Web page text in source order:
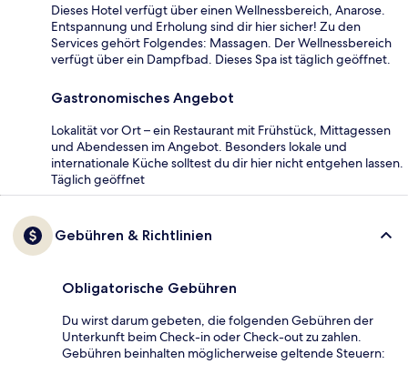
Dieses Hotel verfügt über einen Wellnessbereich, Anarose.
Entspannung und Erholung sind dir hier sicher! Zu den
Services gehört Folgendes: Massagen. Der Wellnessbereich
verfügt über ein Dampfbad. Dieses Spa ist täglich geöffnet.
Gastronomisches Angebot
Lokalität vor Ort – ein Restaurant mit Frühstück, Mittagessen
und Abendessen im Angebot. Besonders lokale und
internationale Küche solltest du dir hier nicht entgehen lassen.
Täglich geöffnet
Gebühren & Richtlinien
Obligatorische Gebühren
Du wirst darum gebeten, die folgenden Gebühren der
Unterkunft beim Check-in oder Check-out zu zahlen.
Gebühren beinhalten möglicherweise geltende Steuern: